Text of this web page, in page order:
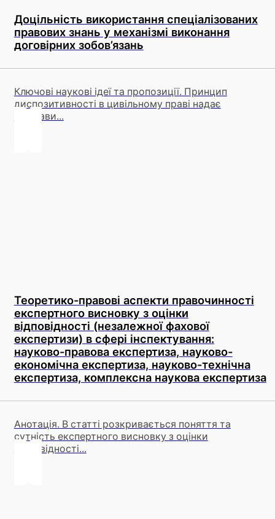
Доцільність використання спеціалізованих
правових знань у механізмі виконання
договірних зобов’язань
Ключові наукові ідеї та пропозиції. Принцип
диспозитивності в цивільному праві надає
підстави...
Теоретико-правові аспекти правочинності
експертного висновку з оцінки
відповідності (незалежної фахової
експертизи) в сфері інспектування:
науково-правова експертиза, науково-
економічна експертиза, науково-технічна
експертиза, комплексна наукова експертиза
Анотація. В статті розкривається поняття та
сутність експертного висновку з оцінки
відповідності...